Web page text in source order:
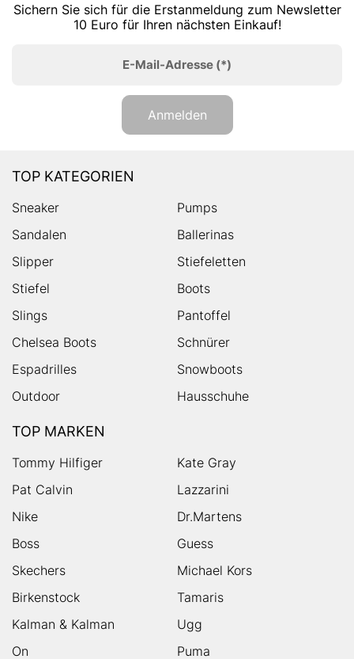
Sichern Sie sich für die Erstanmeldung zum Newsletter
10 Euro für Ihren nächsten Einkauf!
E-Mail-Adresse (*)
Anmelden
TOP KATEGORIEN
Sneaker
Pumps
Sandalen
Ballerinas
Slipper
Stiefeletten
Stiefel
Boots
Slings
Pantoffel
Chelsea Boots
Schnürer
Espadrilles
Snowboots
Outdoor
Hausschuhe
TOP MARKEN
Tommy Hilfiger
Kate Gray
Pat Calvin
Lazzarini
Nike
Dr.Martens
Boss
Guess
Skechers
Michael Kors
Birkenstock
Tamaris
Kalman & Kalman
Ugg
On
Puma